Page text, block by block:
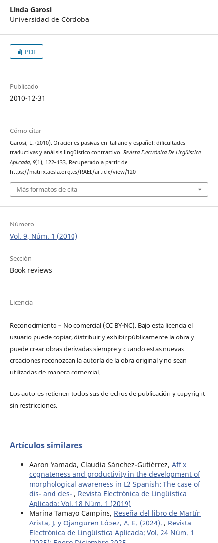
Linda Garosi
Universidad de Córdoba
PDF
Publicado
2010-12-31
Cómo citar
Garosi, L. (2010). Oraciones pasivas en italiano y español: dificultades
traductivas y análisis lingüístico contrastivo. Revista Electrónica De Lingüística
Aplicada, 9(1), 122–133. Recuperado a partir de
https://matrix.aesla.org.es/RAEL/article/view/120
Más formatos de cita
Número
Vol. 9, Núm. 1 (2010)
Sección
Book reviews
Licencia
Reconocimiento – No comercial (CC BY-­NC). Bajo esta licencia el
usuario puede copiar, distribuir y exhibir públicamente la obra y
puede crear obras derivadas siempre y cuando estas nuevas
creaciones reconozcan la autoría de la obra original y no sean
utilizadas de manera comercial.
Los autores retienen todos sus derechos de publicación y copyright
sin restricciones.
Artículos similares
Aaron Yamada, Claudia Sánchez-Gutiérrez, Affix
cognateness and productivity in the development of
morphological awareness in L2 Spanish: The case of
dis- and des- , Revista Electrónica de Lingüística
Aplicada: Vol. 18 Núm. 1 (2019)
Marina Tamayo Campins, Reseña del libro de Martín
Arista, J. y Ojanguren López, A. E. (2024). , Revista
Electrónica de Lingüística Aplicada: Vol. 24 Núm. 1